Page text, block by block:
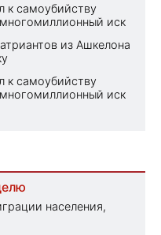
к самоубийству
иск
из Ашкелона
к самоубийству
иск
населения,